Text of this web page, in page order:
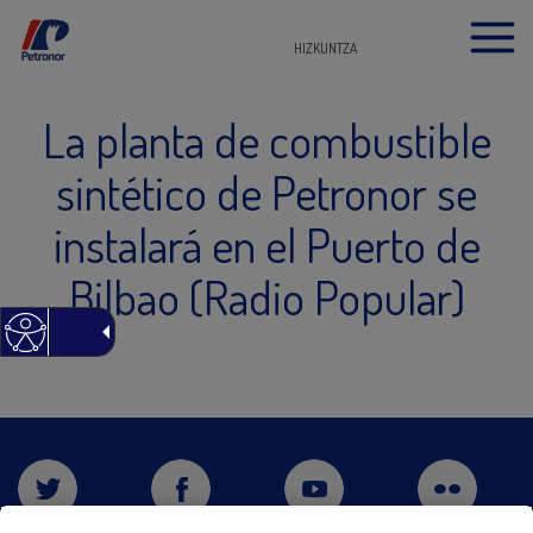
HIZKUNTZA
La planta de combustible
sintético de Petronor se
instalará en el Puerto de
Bilbao (Radio Popular)